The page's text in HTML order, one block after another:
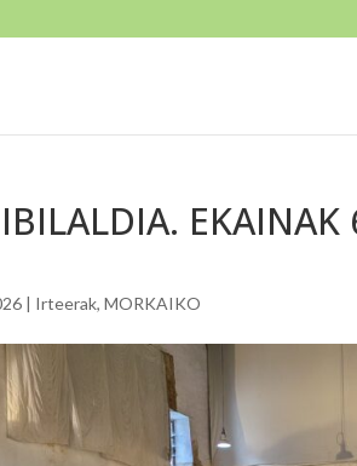
| Irteerak,MORKAIKO